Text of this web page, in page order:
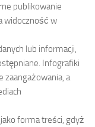
publikowanie
widoczność w
lub informacji,
Infografiki
a
forma treści, gdyż